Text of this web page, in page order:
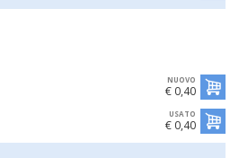
NUOVO
€ 0,40
USATO
€ 0,40